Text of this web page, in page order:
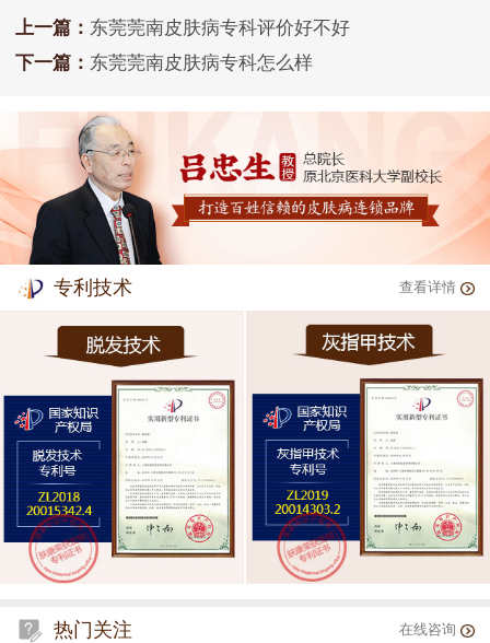
上一篇： 东莞莞南皮肤病专科评价好不好
下一篇： 东莞莞南皮肤病专科怎么样
专利技术 查看详情
热门关注 在线咨询